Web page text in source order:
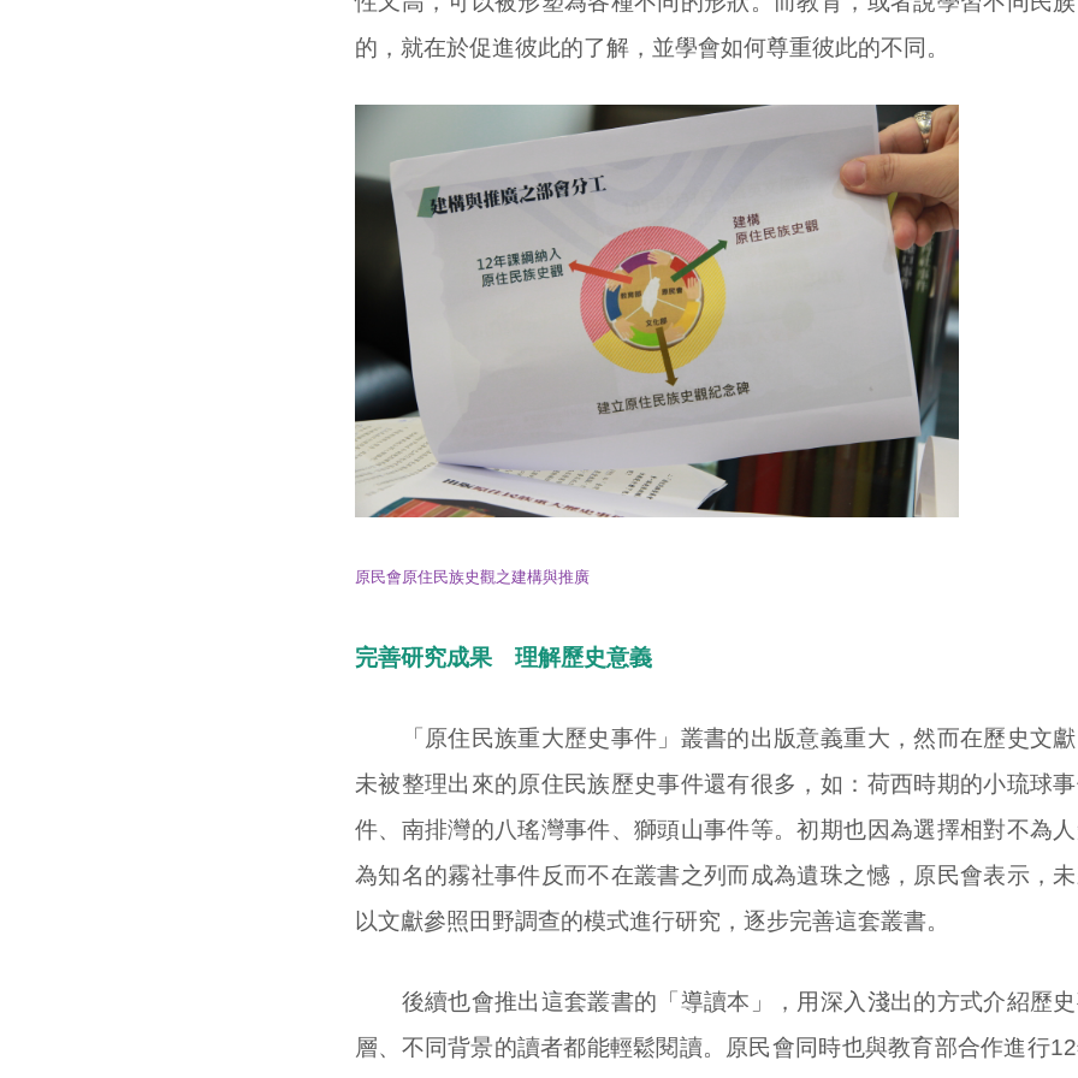
的，就在於促進彼此的了解，並學會如何尊重彼此的不同。
原民會原住民族史觀之建構與推廣
完善研究成果 理解歷史意義
「原住民族重大歷史事件」叢書的出版意義重大，然而在歷史文獻
未被整理出來的原住民族歷史事件還有很多，如：荷西時期的小琉球
件、南排灣的八瑤灣事件、獅頭山事件等。初期也因為選擇相對不為
為知名的霧社事件反而不在叢書之列而成為遺珠之憾，原民會表示，未
以文獻參照田野調查的模式進行研究，逐步完善這套叢書。
後續也會推出這套叢書的「導讀本」，用深入淺出的方式介紹歷史
層、不同背景的讀者都能輕鬆閱讀。原民會同時也與教育部合作進行